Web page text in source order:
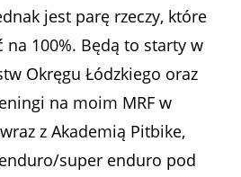
jest parę rzeczy, które
na 100%. Będą to starty w
Okręgu Łódzkiego oraz
na moim MRF w
z Akademią Pitbike,
super enduro pod